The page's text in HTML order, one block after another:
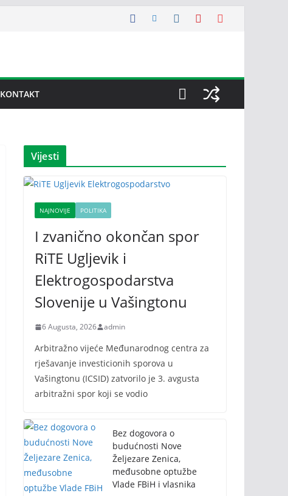
KONTAKT
Vijesti
NAJNOVIJE POLITIKA
I zvanično okončan spor
RiTE Ugljevik i
Elektrogospodarstva
Slovenije u Vašingtonu
6 Augusta, 2026 admin
Arbitražno vijeće Međunarodnog centra za
rješavanje investicionih sporova u
Vašingtonu (ICSID) zatvorilo je 3. avgusta
arbitražni spor koji se vodio
Bez dogovora o
budućnosti Nove
Željezare Zenica,
međusobne optužbe
Vlade FBiH i vlasnika